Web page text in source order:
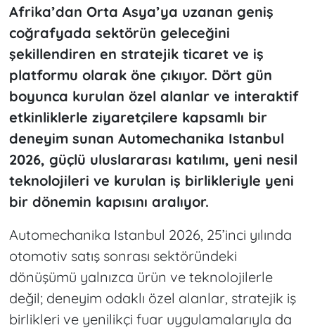
Afrika’dan Orta Asya’ya uzanan geniş
coğrafyada sektörün geleceğini
şekillendiren en stratejik ticaret ve iş
platformu olarak öne çıkıyor. Dört gün
boyunca kurulan özel alanlar ve interaktif
etkinliklerle ziyaretçilere kapsamlı bir
deneyim sunan Automechanika Istanbul
2026, güçlü uluslararası katılımı, yeni nesil
teknolojileri ve kurulan iş birlikleriyle yeni
bir dönemin kapısını aralıyor.
Automechanika Istanbul 2026, 25’inci yılında
otomotiv satış sonrası sektöründeki
dönüşümü yalnızca ürün ve teknolojilerle
değil; deneyim odaklı özel alanlar, stratejik iş
birlikleri ve yenilikçi fuar uygulamalarıyla da